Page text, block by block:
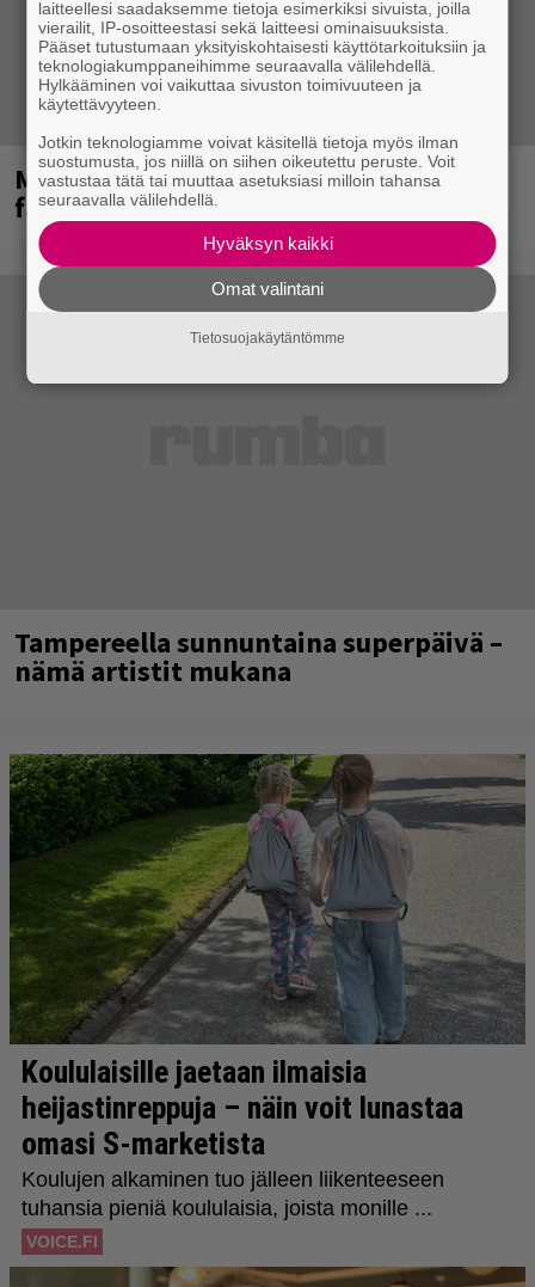
Mainioita uutisia Remu Aaltosen
faneille
Tampereella sunnuntaina superpäivä –
nämä artistit mukana
laitteellesi saadaksemme tietoja esimerkiksi sivuista, joilla
vierailit, IP-osoitteestasi sekä laitteesi ominaisuuksista.
Pääset tutustumaan yksityiskohtaisesti käyttötarkoituksiin ja
teknologiakumppaneihimme seuraavalla välilehdellä.
Hylkääminen voi vaikuttaa sivuston toimivuuteen ja
käytettävyyteen.
Jotkin teknologiamme voivat käsitellä tietoja myös ilman
suostumusta, jos niillä on siihen oikeutettu peruste. Voit
vastustaa tätä tai muuttaa asetuksiasi milloin tahansa
seuraavalla välilehdellä.
Hyväksyn kaikki
Omat valintani
Tietosuojakäytäntömme